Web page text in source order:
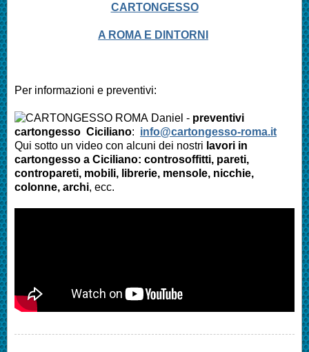
CARTONGESSO
A ROMA E DINTORNI
Per informazioni e preventivi:
Daniel - preventivi
cartongesso Ciciliano: info@cartongesso-roma.it
Qui sotto un video con alcuni dei nostri lavori in
cartongesso a Ciciliano: controsoffitti, pareti,
contropareti, mobili, librerie, mensole, nicchie,
colonne, archi, ecc.